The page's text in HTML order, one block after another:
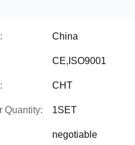
China
CE,ISO9001
CHT
Quantity: 1SET
negotiable